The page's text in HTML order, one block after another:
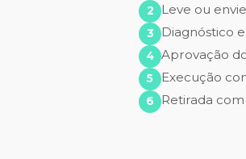
Leve ou
Diagnóstico
Aprovação
Execução
Retirada